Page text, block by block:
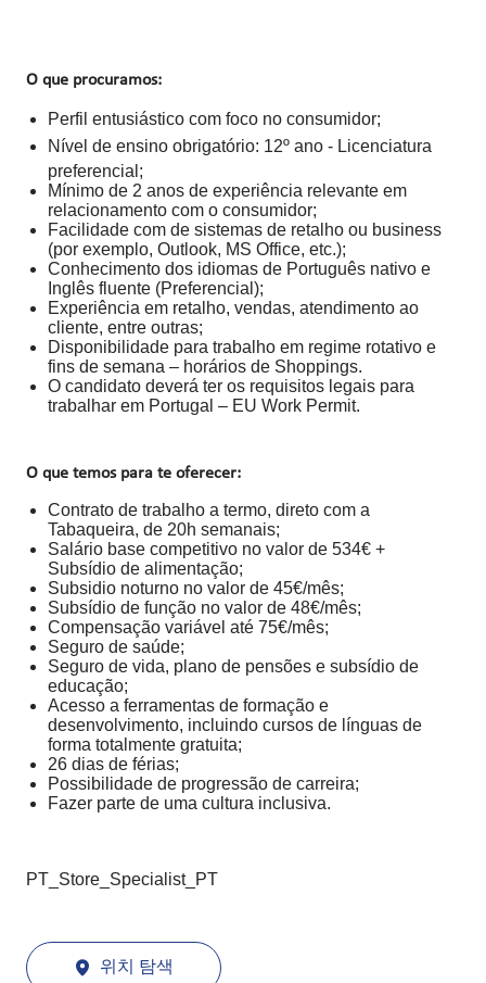
O que procuramos:
Perfil entusiástico com foco no consumidor;
Nível de ensino obrigatório: 12º ano - Licenciatura
preferencial;
Mínimo de 2 anos de experiência relevante em
relacionamento com o consumidor;
Facilidade com de sistemas de retalho ou business
(por exemplo, Outlook, MS Office, etc.);
Conhecimento dos idiomas de Português nativo e
Inglês fluente (Preferencial);
Experiência em retalho, vendas, atendimento ao
cliente, entre outras;
Disponibilidade para trabalho em regime rotativo e
fins de semana – horários de Shoppings.
O candidato deverá ter os requisitos legais para
trabalhar em Portugal – EU Work Permit.
O que temos para te oferecer:
Contrato de trabalho a termo, direto com a
Tabaqueira, de 20h semanais;
Salário base competitivo no valor de 534€ +
Subsídio de alimentação;
Subsidio noturno no valor de 45€/mês;
Subsídio de função no valor de 48€/mês;
Compensação variável até 75€/mês;
Seguro de saúde;
Seguro de vida, plano de pensões e subsídio de
educação;
Acesso a ferramentas de formação e
desenvolvimento, incluindo cursos de línguas de
forma totalmente gratuita;
26 dias de férias;
Possibilidade de progressão de carreira;
Fazer parte de uma cultura inclusiva.
PT_Store_Specialist_PT
위치 탐색